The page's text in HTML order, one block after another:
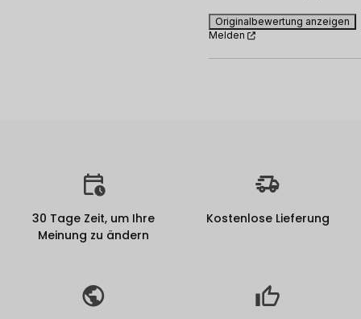
Originalbewertung anzeigen
Melden
30 Tage Zeit, um Ihre
Meinung zu ändern
Kostenlose Lieferung